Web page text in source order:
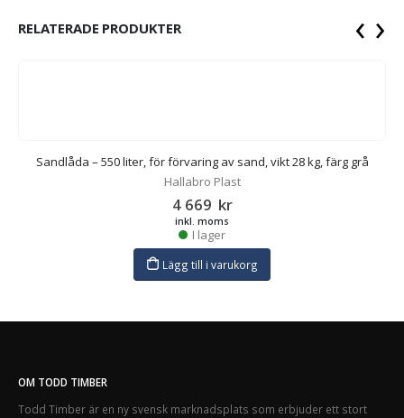
RELATERADE PRODUKTER
Sandlåda – 550 liter, för förvaring av sand, vikt 28 kg, färg grå
Hallabro Plast
4 669 kr
inkl. moms
I lager
Lägg till i varukorg
‹ ›
OM TODD TIMBER
Todd Timber är en ny svensk marknadsplats som erbjuder ett stort